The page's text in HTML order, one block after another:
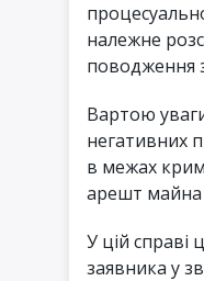
належне
поводження
Вартою
негативних
в межах
арешт майна
У цій справі
заявника у